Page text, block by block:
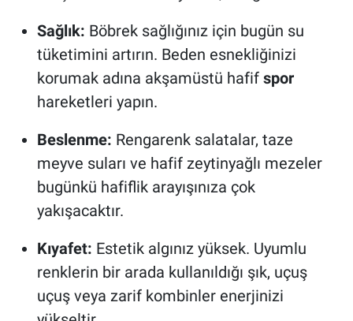
Sağlık: Böbrek sağlığınız için bugün su
tüketimini artırın. Beden esnekliğinizi
korumak adına akşamüstü hafif spor
hareketleri yapın.
Beslenme: Rengarenk salatalar, taze
meyve suları ve hafif zeytinyağlı mezeler
bugünkü hafiflik arayışınıza çok
yakışacaktır.
Kıyafet: Estetik algınız yüksek. Uyumlu
renklerin bir arada kullanıldığı şık, uçuş
uçuş veya zarif kombinler enerjinizi